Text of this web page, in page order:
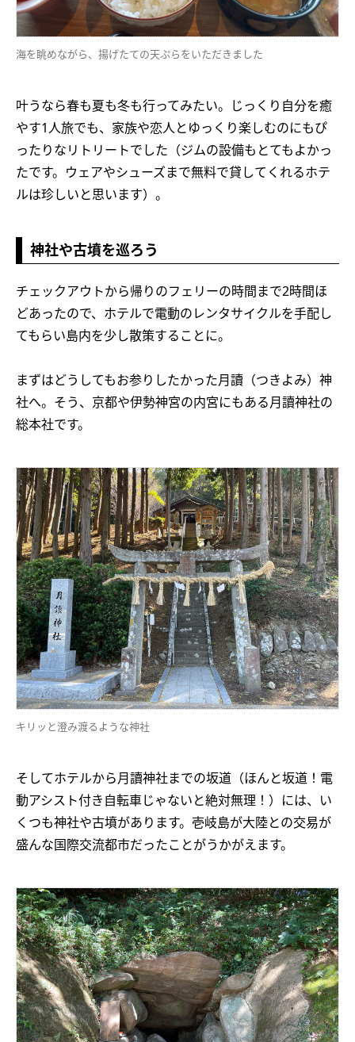
海を眺めながら、揚げたての天ぷらをいただきました
叶うなら春も夏も冬も行ってみたい。じっくり自分を癒
やす1人旅でも、家族や恋人とゆっくり楽しむのにもぴ
ったりなリトリートでした（ジムの設備もとてもよかっ
たです。ウェアやシューズまで無料で貸してくれるホテ
ルは珍しいと思います）。
神社や古墳を巡ろう
チェックアウトから帰りのフェリーの時間まで2時間ほ
どあったので、ホテルで電動のレンタサイクルを手配し
てもらい島内を少し散策することに。
まずはどうしてもお参りしたかった月讀（つきよみ）神
社へ。そう、京都や伊勢神宮の内宮にもある月讀神社の
総本社です。
キリッと澄み渡るような神社
そしてホテルから月讀神社までの坂道（ほんと坂道！電
動アシスト付き自転車じゃないと絶対無理！）には、い
くつも神社や古墳があります。壱岐島が大陸との交易が
盛んな国際交流都市だったことがうかがえます。